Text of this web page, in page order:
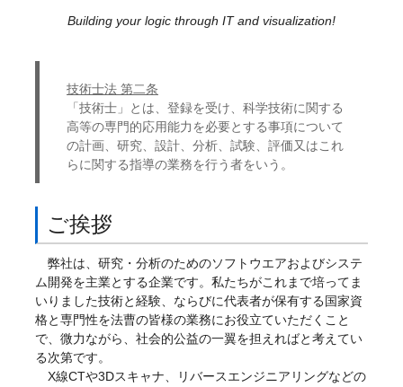
Building your logic through IT and visualization!
技術士法 第二条
「技術士」とは、登録を受け、科学技術に関する
高等の専門的応用能力を必要とする事項について
の計画、研究、設計、分析、試験、評価又はこれ
らに関する指導の業務を行う者をいう。
ご挨拶
弊社は、研究・分析のためのソフトウエアおよびシステ
ム開発を主業とする企業です。私たちがこれまで培ってま
いりました技術と経験、ならびに代表者が保有する国家資
格と専門性を法曹の皆様の業務にお役立ていただくこと
で、微力ながら、社会的公益の一翼を担えればと考えてい
る次第です。
X線CTや3Dスキャナ、リバースエンジニアリングなどの